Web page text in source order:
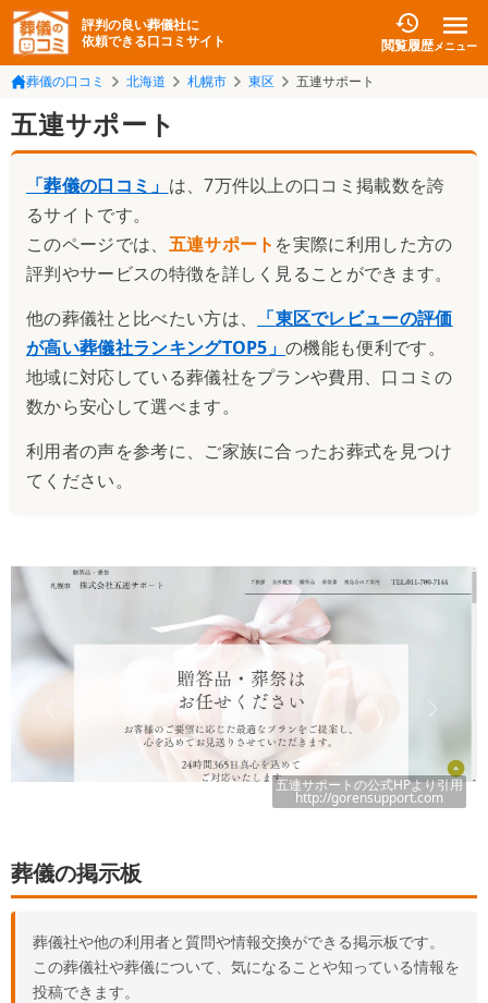
評判の良い葬儀社に
依頼できる口コミサイト
閲覧履歴メニュー
葬儀の口コミ 北海道 札幌市 東区 五連サポート
五連サポート
「葬儀の口コミ」 は、7万件以上の口コミ掲載数を誇
るサイトです。
このページでは、 五連サポート を実際に利用した方の
評判やサービスの特徴を詳しく見ることができます。
他の葬儀社と比べたい方は、
「東区でレビューの評価
が高い葬儀社ランキングTOP5 」の機能も便利です。
地域に対応している葬儀社をプランや費用、口コミの
数から安心して選べます。
利用者の声を参考に、ご家族に合ったお葬式を見つけ
てください。
五連サポートの公式HPより引用
http://gorensupport.com
葬儀の掲示板
葬儀社や他の利用者と質問や情報交換ができる掲示板です。
この葬儀社や葬儀について、気になることや知っている情報を
投稿できます。